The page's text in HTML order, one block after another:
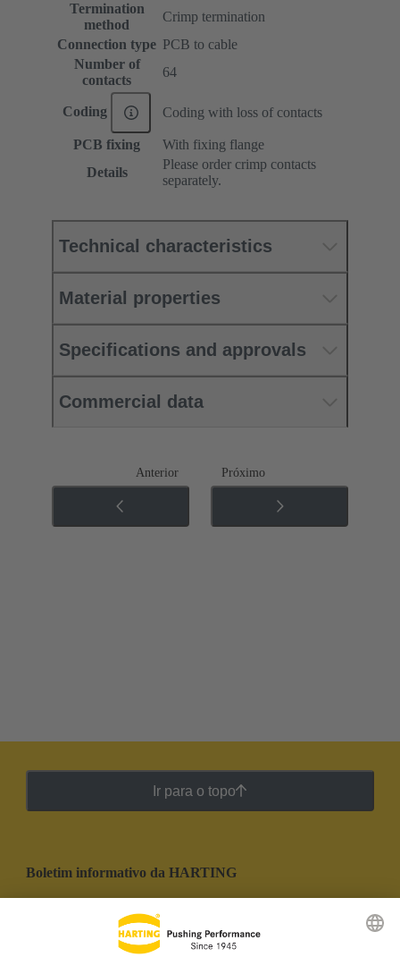
Termination
method
Crimp termination
Connection type PCB to cable
Number of
contacts
64
Coding Coding with loss of contacts
PCB fixing
With fixing flange
Details
Please order crimp contacts
separately.
Technical characteristics
Material properties
Specifications and approvals
Commercial data
Anterior Próximo
Ir para o topo
Boletim informativo da HARTING